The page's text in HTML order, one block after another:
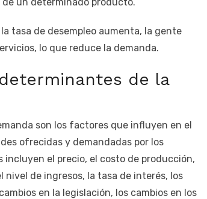
tasa de desempleo aumenta, la gente
lo que reduce la demanda.
de la
son los factores que influyen en el
ofrecidas y demandadas por los
el precio, el costo de producción,
nivel de ingresos, la tasa de interés, los
en la legislación, los cambios en los